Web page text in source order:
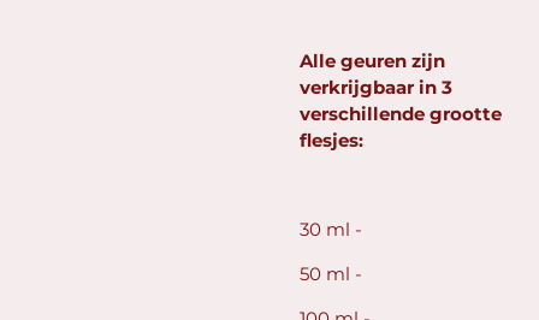
Alle geuren zijn
verkrijgbaar in 3
verschillende grootte
flesjes:
30 ml -
50 ml -